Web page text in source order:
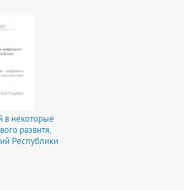
в некоторые
развитя,
Республики